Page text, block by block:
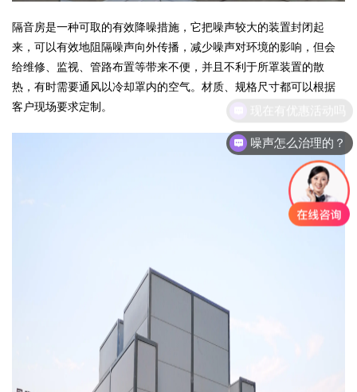
隔音房是一种可取的有效降噪措施，它把噪声较大的装置封闭起
来，可以有效地阻隔噪声向外传播，减少噪声对环境的影响，但会
给维修、监视、管路布置等带来不便，并且不利于所罩装置的散
热，有时需要通风以冷却罩内的空气。材质、规格尺寸都可以根据
客户现场要求定制。
噪声怎么治理的？